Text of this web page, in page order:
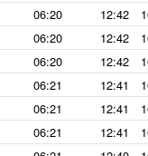
06:20 12:42
06:20 12:42
06:20 12:42
06:21 12:41
06:21 12:41
06:21 12:41